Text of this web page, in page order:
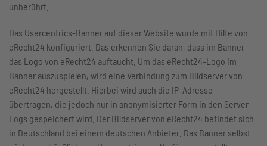
unberührt.
Das Usercentrics-Banner auf dieser Website wurde mit Hilfe von
eRecht24 konfiguriert. Das erkennen Sie daran, dass im Banner
das Logo von eRecht24 auftaucht. Um das eRecht24-Logo im
Banner auszuspielen, wird eine Verbindung zum Bildserver von
eRecht24 hergestellt. Hierbei wird auch die IP-Adresse
übertragen, die jedoch nur in anonymisierter Form in den Server-
Logs gespeichert wird. Der Bildserver von eRecht24 befindet sich
in Deutschland bei einem deutschen Anbieter. Das Banner selbst